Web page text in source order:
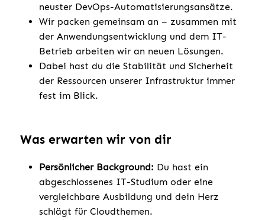
neuster DevOps-Automatisierungsansätze.
Wir packen gemeinsam an – zusammen mit
der Anwendungsentwicklung und dem IT-
Betrieb arbeiten wir an neuen Lösungen.
Dabei hast du die Stabilität und Sicherheit
der Ressourcen unserer Infrastruktur immer
fest im Blick.
Was erwarten wir von dir
Persönlicher Background: Du hast ein
abgeschlossenes IT-Studium oder eine
vergleichbare Ausbildung und dein Herz
schlägt für Cloudthemen.